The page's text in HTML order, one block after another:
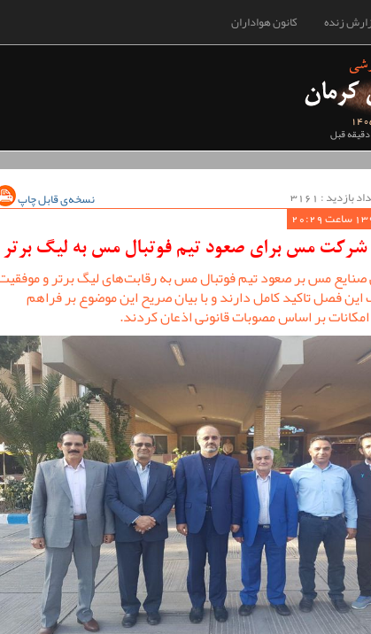
کانون هواداران زنده
نسخه‌ی قابل چاپ
شرکت مس برای صعود تیم فوتبال مس به لیگ برتر
مس بر صعود تیم فوتبال مس به رقابت‌های لیگ برتر و
فصل تاکید کامل دارند و با بیان صریح این موضوع بر فراهم
بر اساس مصوبات قانونی اذعان کردند.